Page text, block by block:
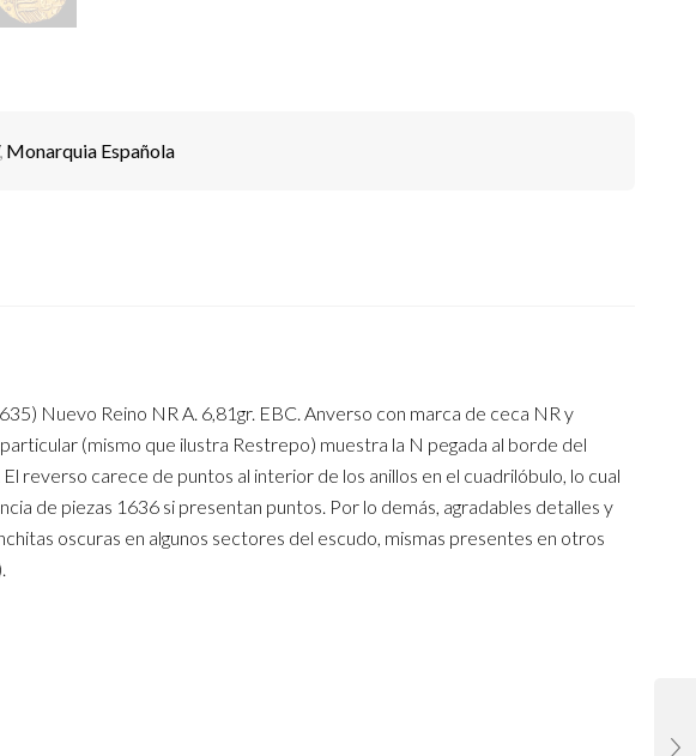
Monarquia Española
Nuevo Reino NR A. 6,81gr. EBC. Anverso con marca de ceca NR y
(mismo que ilustra Restrepo) muestra la N pegada al borde del
reverso carece de puntos al interior de los anillos en el cuadrilóbulo, lo cual
de piezas 1636 si presentan puntos. Por lo demás, agradables detalles y
oscuras en algunos sectores del escudo, mismas presentes en otros